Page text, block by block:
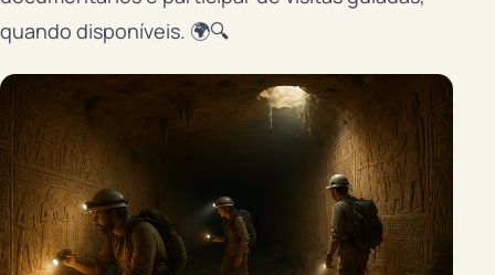
quando disponíveis. 🌍🔍